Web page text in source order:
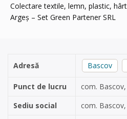
Colectare textile, lemn, plastic,
Argeș – Set Green Partener SRL
Adresă Bascov
Punct de lucru
com.
Sediu social
com.